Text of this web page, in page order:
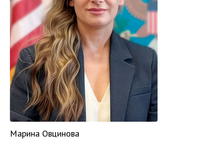
Марина Овцинова